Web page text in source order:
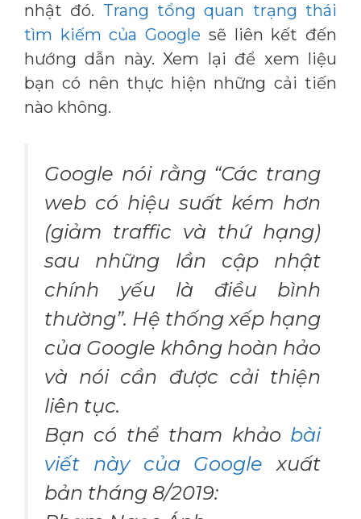
nhật đó. Trang tổng quan trạng thái
tìm kiếm của Google sẽ liên kết đến
hướng dẫn này. Xem lại để xem liệu
bạn có nên thực hiện những cải tiến
nào không.
Google nói rằng “Các trang
web có hiệu suất kém hơn
(giảm traffic và thứ hạng)
sau những lần cập nhật
chính yếu là điều bình
thường”. Hệ thống xếp hạng
của Google không hoàn hảo
và nói cần được cải thiện
liên tục.
Bạn có thể tham khảo bài
viết này của Google xuất
bản tháng 8/2019: